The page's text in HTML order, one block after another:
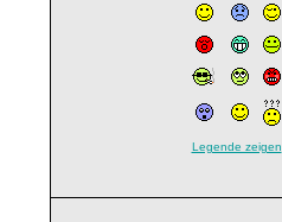
Legende zeigen